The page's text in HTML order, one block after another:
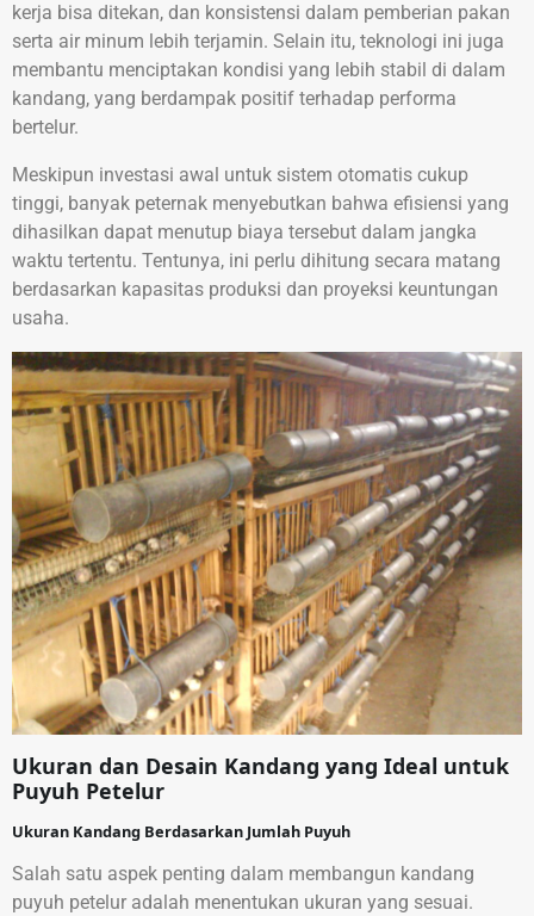
kerja bisa ditekan, dan konsistensi dalam pemberian pakan
serta air minum lebih terjamin. Selain itu, teknologi ini juga
membantu menciptakan kondisi yang lebih stabil di dalam
kandang, yang berdampak positif terhadap performa
bertelur.
Meskipun investasi awal untuk sistem otomatis cukup
tinggi, banyak peternak menyebutkan bahwa efisiensi yang
dihasilkan dapat menutup biaya tersebut dalam jangka
waktu tertentu. Tentunya, ini perlu dihitung secara matang
berdasarkan kapasitas produksi dan proyeksi keuntungan
usaha.
Ukuran dan Desain Kandang yang Ideal untuk
Puyuh Petelur
Ukuran Kandang Berdasarkan Jumlah Puyuh
Salah satu aspek penting dalam membangun kandang
puyuh petelur adalah menentukan ukuran yang sesuai.